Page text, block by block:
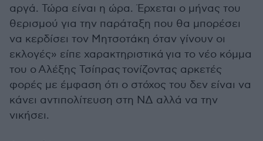
αργά. Τώρα είναι η ώρα. Έρχεται ο μήνας του
θερισμού για την παράταξη που θα μπορέσει
να κερδίσει τον Μητσοτάκη όταν γίνουν οι
εκλογές» είπε χαρακτηριστικά για το νέο κόμμα
του ο Αλέξης Τσίπρας τονίζοντας αρκετές
φορές με έμφαση ότι ο στόχος του δεν είναι να
κάνει αντιπολίτευση στη ΝΔ αλλά να την
νικήσει.